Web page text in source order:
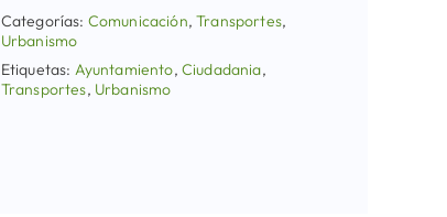
Categorías: Comunicación,Transportes,
Urbanismo
Etiquetas: Ayuntamiento, Ciudadania,
Transportes, Urbanismo